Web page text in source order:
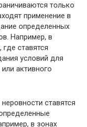
только
применение в
определенных
Например, в
ставятся
условий для
активного
ставятся
в зонах